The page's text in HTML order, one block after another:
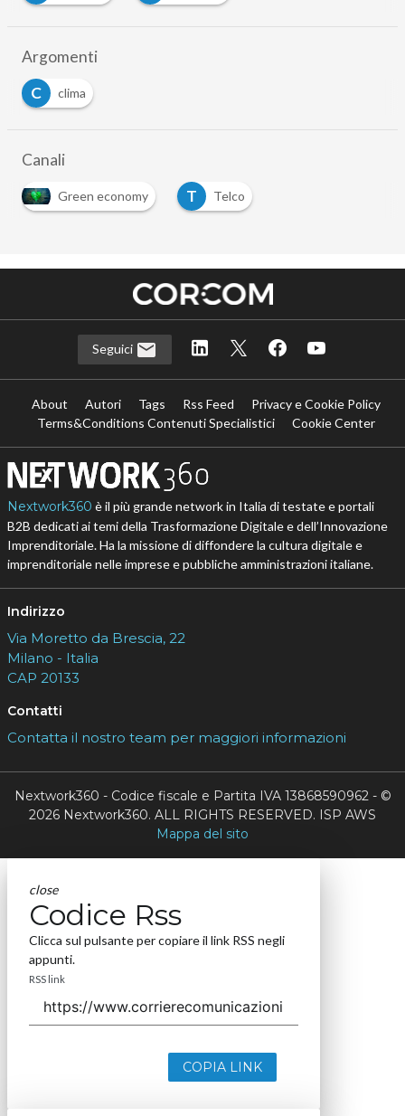
Argomenti
C
clima
Canali
Green economy T Telco
Seguici
About Autori Tags Rss Feed
Privacy e Cookie Policy
Terms&Conditions Contenuti Specialistici
Cookie Center
Nextwork360 è il più grande network in Italia di testate e portali
B2B dedicati ai temi della Trasformazione Digitale e dell’Innovazione
Imprenditoriale. Ha la missione di diffondere la cultura digitale e
imprenditoriale nelle imprese e pubbliche amministrazioni italiane.
Indirizzo
Via Moretto da Brescia, 22
Milano - Italia
CAP 20133
Contatti
Contatta il nostro team per maggiori informazioni
Nextwork360 - Codice fiscale e Partita IVA 13868590962 - ©
2026 Nextwork360. ALL RIGHTS RESERVED. ISP AWS
Mappa del sito
close
Codice Rss
Clicca sul pulsante per copiare il link RSS negli
appunti.
RSS link
COPIA LINK